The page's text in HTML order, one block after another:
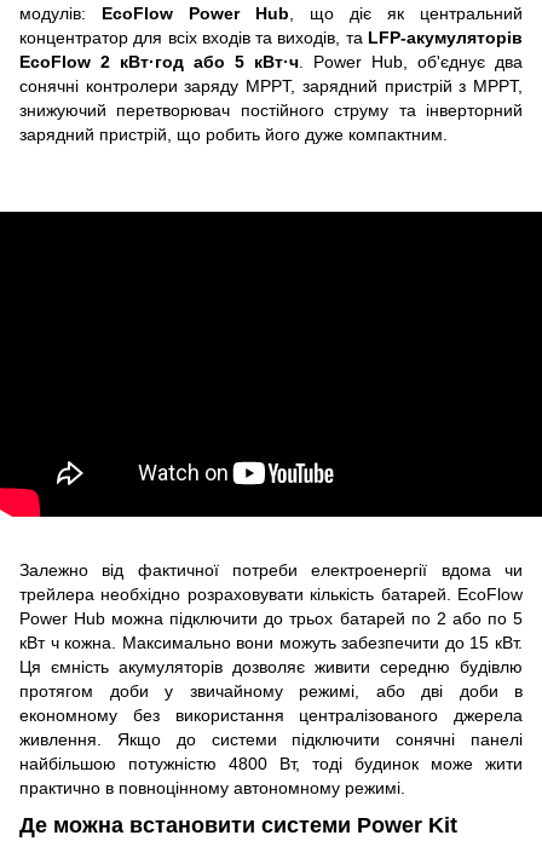
модулів: EcoFlow Power Hub , що діє як центральний
концентратор для всіх входів та виходів, та LFP-акумуляторів
EcoFlow 2 кВт·год або 5 кВт·ч . Power Hub, об'єднує два
сонячні контролери заряду MPPT, зарядний пристрій з MPPT,
знижуючий перетворювач постійного струму та інверторний
зарядний пристрій, що робить його дуже компактним.
Залежно від фактичної потреби електроенергії вдома чи
трейлера необхідно розраховувати кількість батарей. EcoFlow
Power Hub можна підключити до трьох батарей по 2 або по 5
кВт ч кожна. Максимально вони можуть забезпечити до 15 кВт.
Ця ємність акумуляторів дозволяє живити середню будівлю
протягом доби у звичайному режимі, або дві доби в
економному без використання централізованого джерела
живлення. Якщо до системи підключити сонячні панелі
найбільшою потужністю 4800 Вт, тоді будинок може жити
практично в повноцінному автономному режимі.
Де можна встановити системи Power Kit